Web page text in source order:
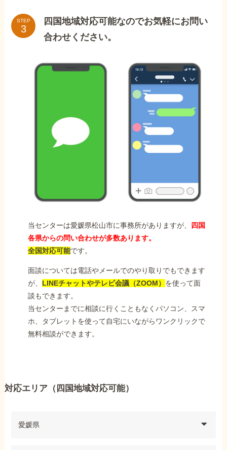
STEP
四国地域対応可能なのでお気軽にお問い
合わせください。
当センターは愛媛県松山市に事務所がありますが、
四国
各県からの問い合わせが多数あります。
全国対応可能です。
面談については電話やメールでのやり取りでもできます
が、 LINEチャットやテレビ会議（ZOOM） を使って面
談もできます。
当センターまでに相談に行くこともなくパソコン、スマ
ホ、タブレットを使って自宅にいながらワンクリックで
無料相談ができます。
対応エリア（四国地域対応可能）
愛媛県